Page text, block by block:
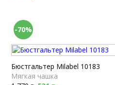
-70%
Бюстгальтер Milabel 10183
Мягкая чашка